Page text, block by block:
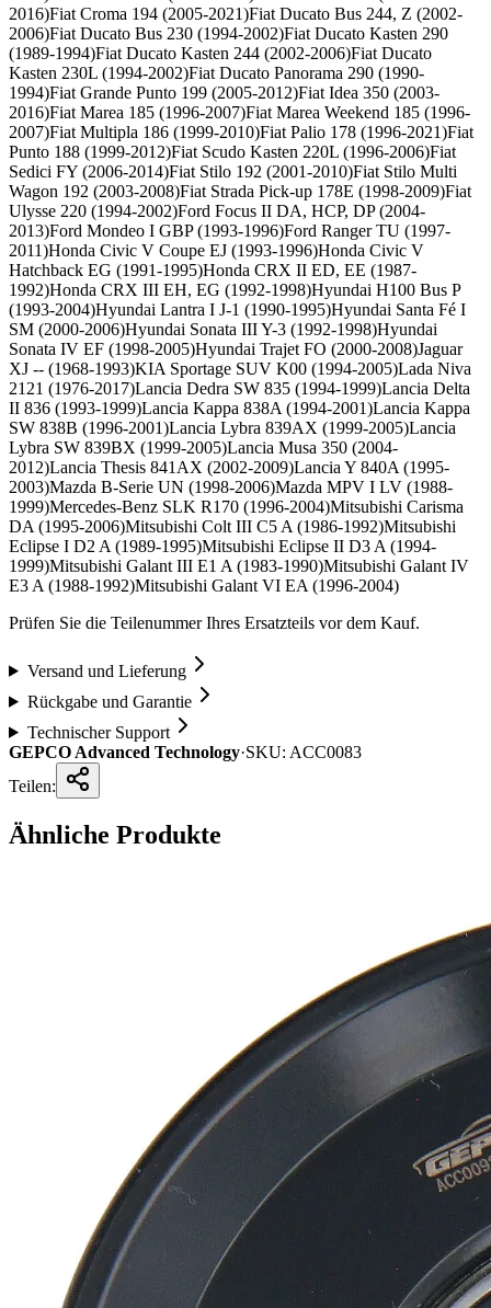
2016)Fiat Croma 194 (2005-2021)Fiat Ducato Bus 244, Z (2002-
2006)Fiat Ducato Bus 230 (1994-2002)Fiat Ducato Kasten 290
(1989-1994)Fiat Ducato Kasten 244 (2002-2006)Fiat Ducato
Kasten 230L (1994-2002)Fiat Ducato Panorama 290 (1990-
1994)Fiat Grande Punto 199 (2005-2012)Fiat Idea 350 (2003-
2016)Fiat Marea 185 (1996-2007)Fiat Marea Weekend 185 (1996-
2007)Fiat Multipla 186 (1999-2010)Fiat Palio 178 (1996-2021)Fiat
Punto 188 (1999-2012)Fiat Scudo Kasten 220L (1996-2006)Fiat
Sedici FY (2006-2014)Fiat Stilo 192 (2001-2010)Fiat Stilo Multi
Wagon 192 (2003-2008)Fiat Strada Pick-up 178E (1998-2009)Fiat
Ulysse 220 (1994-2002)Ford Focus II DA, HCP, DP (2004-
2013)Ford Mondeo I GBP (1993-1996)Ford Ranger TU (1997-
2011)Honda Civic V Coupe EJ (1993-1996)Honda Civic V
Hatchback EG (1991-1995)Honda CRX II ED, EE (1987-
1992)Honda CRX III EH, EG (1992-1998)Hyundai H100 Bus P
(1993-2004)Hyundai Lantra I J-1 (1990-1995)Hyundai Santa Fé I
SM (2000-2006)Hyundai Sonata III Y-3 (1992-1998)Hyundai
Sonata IV EF (1998-2005)Hyundai Trajet FO (2000-2008)Jaguar
XJ -- (1968-1993)KIA Sportage SUV K00 (1994-2005)Lada Niva
2121 (1976-2017)Lancia Dedra SW 835 (1994-1999)Lancia Delta
II 836 (1993-1999)Lancia Kappa 838A (1994-2001)Lancia Kappa
SW 838B (1996-2001)Lancia Lybra 839AX (1999-2005)Lancia
Lybra SW 839BX (1999-2005)Lancia Musa 350 (2004-
2012)Lancia Thesis 841AX (2002-2009)Lancia Y 840A (1995-
2003)Mazda B-Serie UN (1998-2006)Mazda MPV I LV (1988-
1999)Mercedes-Benz SLK R170 (1996-2004)Mitsubishi Carisma
DA (1995-2006)Mitsubishi Colt III C5 A (1986-1992)Mitsubishi
Eclipse I D2 A (1989-1995)Mitsubishi Eclipse II D3 A (1994-
1999)Mitsubishi Galant III E1 A (1983-1990)Mitsubishi Galant IV
E3 A (1988-1992)Mitsubishi Galant VI EA (1996-2004)
Prüfen Sie die Teilenummer Ihres Ersatzteils vor dem Kauf.
Versand und Lieferung
Rückgabe und Garantie
Technischer Support
GEPCO Advanced Technology·SKU: ACC0083
Teilen:
Ähnliche Produkte